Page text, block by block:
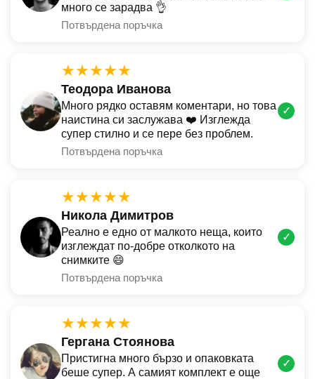
много се зарадва 👌
Потвърдена поръчка
★★★★★
Теодора Иванова
Много рядко оставям коментари, но това
наистина си заслужава ❤️ Изглежда
супер стилно и се пере без проблем.
Потвърдена поръчка
✓
★★★★★
Никола Димитров
Реално е едно от малкото неща, които
изглеждат по-добре отколкото на
снимките 😄
Потвърдена поръчка
✓
★★★★★
Гергана Стоянова
Пристигна много бързо и опаковката
беше супер. А самият комплект е още
✓